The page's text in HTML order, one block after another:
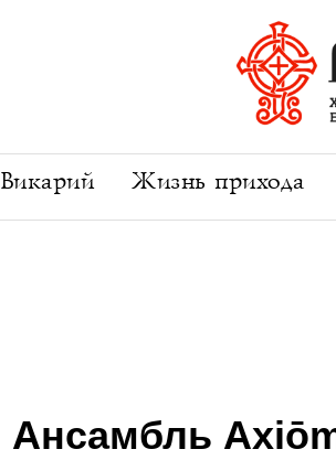
Викарий Жизнь прихода
Ансамбль